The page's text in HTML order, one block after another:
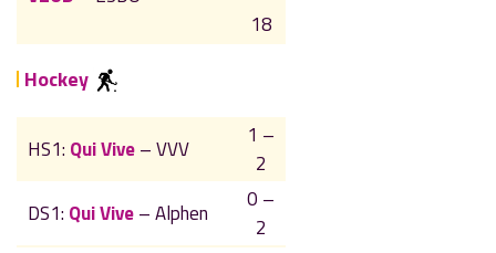
18
Hockey
HS1: Qui Vive– VVV
1 –
2
DS1: Qui Vive– Alphen
0 –
2